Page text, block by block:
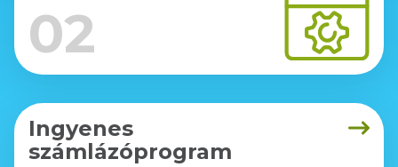
02
Ingyenes
számlázóprogram